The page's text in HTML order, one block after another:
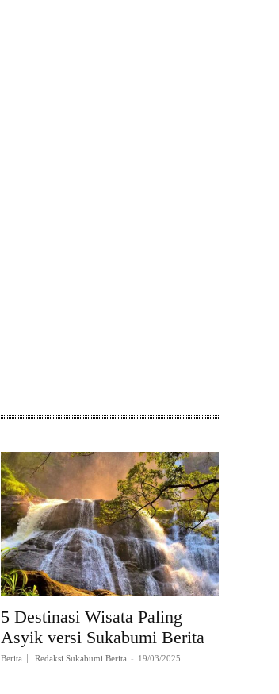
5 Destinasi Wisata Paling
Asyik versi Sukabumi Berita
Berita Redaksi Sukabumi Berita - 19/03/2025